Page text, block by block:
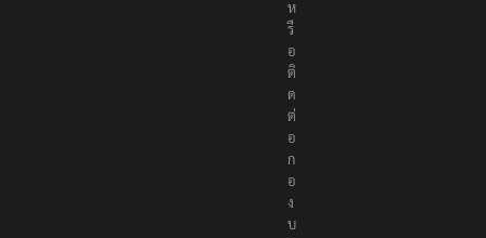
า
ว
ห
รื
อ
ติ
ด
ต่
อ
ก
อ